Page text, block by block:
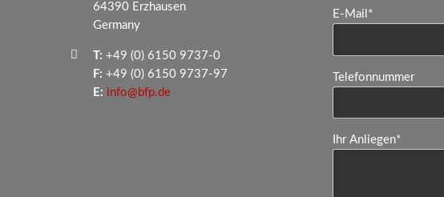
64390 Erzhausen
Germany
T: +49 (0) 6150 9737-0
F: +49 (0) 6150 9737-97
E: info@bfp.de
Pflichtfeld
E-Mail *
Telefonnummer
Pflichtfeld
Ihr Anliegen*